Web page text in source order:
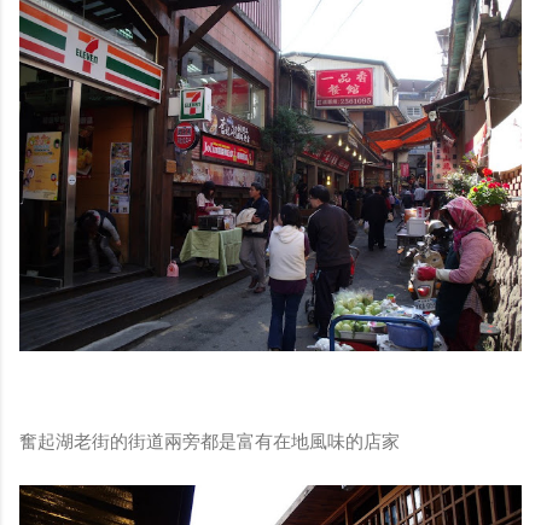
奮起湖老街的街道兩旁都是富有在地風味的店家